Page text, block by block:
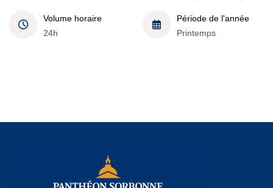
Volume horaire
24h
Période de l'année
Printemps